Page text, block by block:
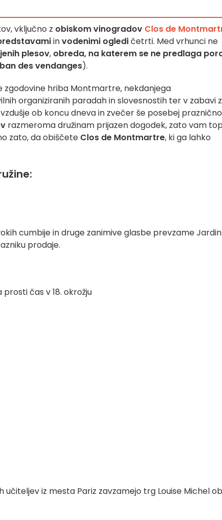
vključno z obiskom vinogradov Clos de
invodenimi ogledičetrti. Med vrhunci ne
plesov, obreda, na katerem se ne predlaga
ban des vendanges).
zgodovine hriba Montmartre, nekdanjega
organiziranih paradah in slovesnostih ter v zabavi
ob koncu dneva in zvečer še posebej
razmeroma družinam prijazen dogodek, zato vam
zato, da obiščete Clos de Montmartre, ki ga lahko
cumbije in druge zanimive glasbe prevzame
prodaje.
čas v 18. okrožju
učiteljev iz mesta Pariz zavzamejo trg Louise Michel ob